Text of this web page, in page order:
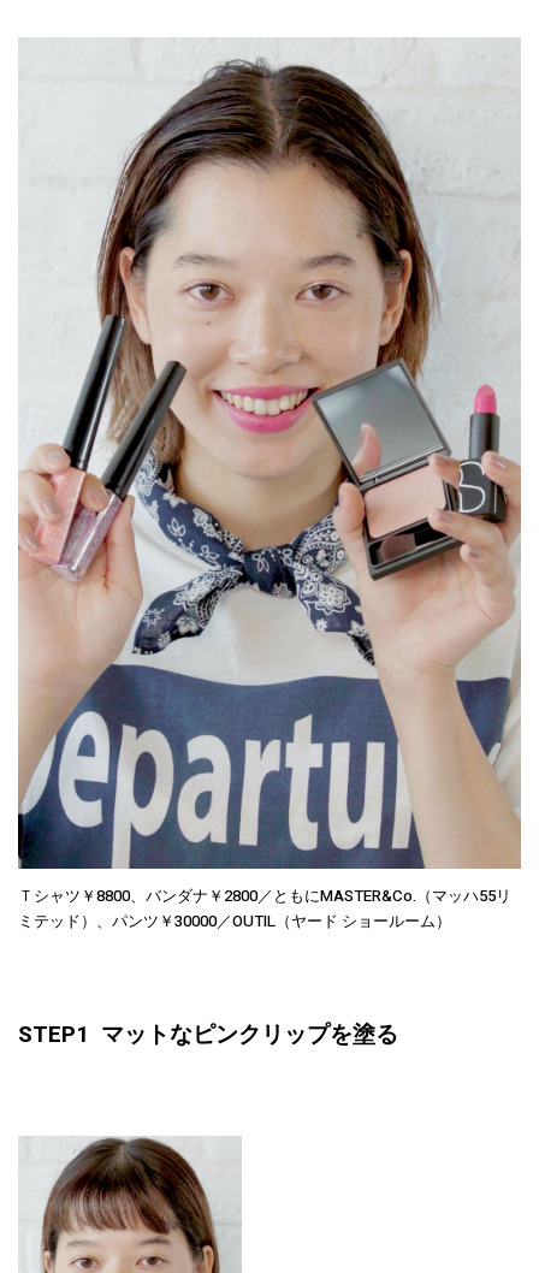
Ｔシャツ￥8800、バンダナ￥2800／ともにMASTER&Co.（マッハ55リ
ミテッド）、パンツ￥30000／OUTIL（ヤード ショールーム）
STEP1 マットなピンクリップを塗る